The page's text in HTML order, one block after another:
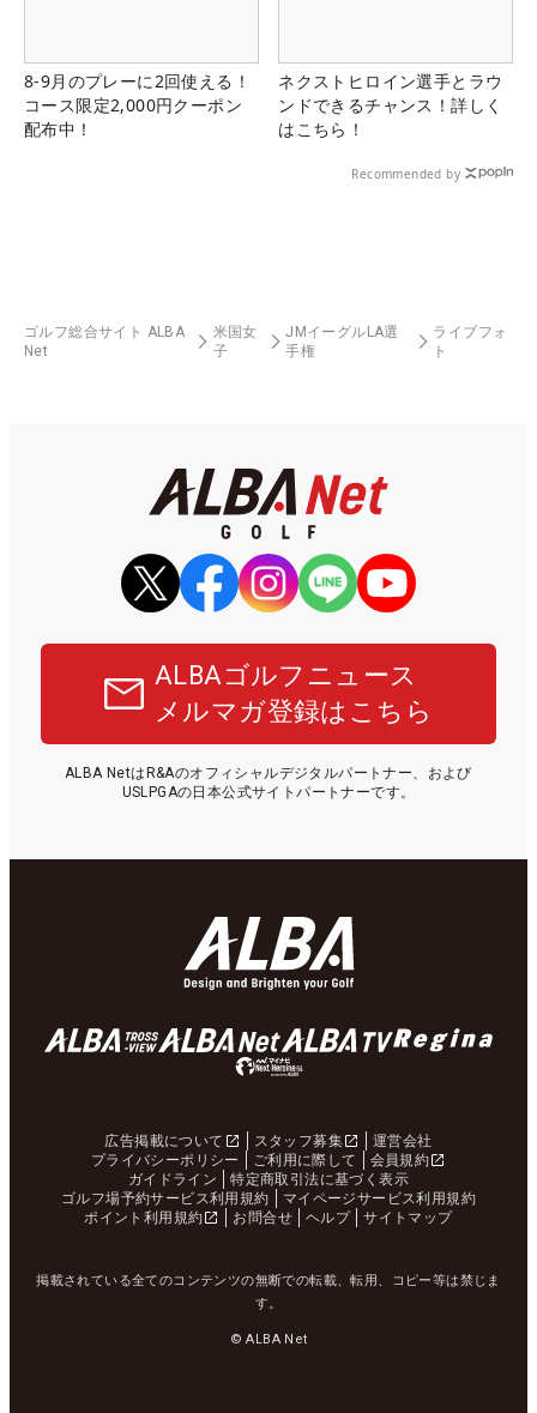
8-9月のプレーに2回使える！
コース限定2,000円クーポン
配布中！
ネクストヒロイン選手とラウ
ンドできるチャンス！詳しく
はこちら！
Recommended by
ゴルフ総合サイト ALBA
Net
米国女
子
JMイーグルLA選
手権
ライブフォ
ト
ALBAゴルフニュース
メルマガ登録はこちら
ALBA NetはR&Aのオフィシャルデジタルパートナー、および
USLPGAの日本公式サイトパートナーです。
広告掲載について スタッフ募集
運営会社
プライバシーポリシー
ご利用に際して
会員規約
ガイドライン
特定商取引法に基づく表示
ゴルフ場予約サービス利用規約
マイページサービス利用規約
ポイント利用規約
お問合せ ヘルプ サイトマップ
掲載されている全てのコンテンツの無断での転載、転用、コピー等は禁じま
す。
© ALBA Net